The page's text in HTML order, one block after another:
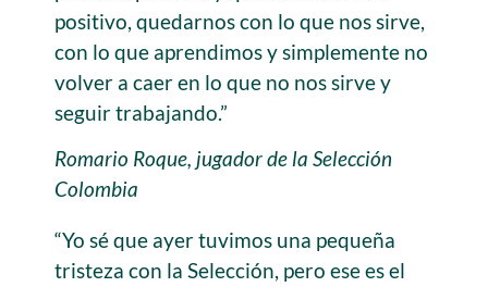
positivo, quedarnos con lo que nos sirve,
con lo que aprendimos y simplemente no
volver a caer en lo que no nos sirve y
seguir trabajando.”
Romario Roque, jugador de la Selección
Colombia
“Yo sé que ayer tuvimos una pequeña
tristeza con la Selección, pero ese es el